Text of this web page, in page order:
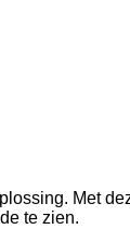
Met
te zien.